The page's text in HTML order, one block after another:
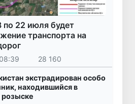
по 22 июля будет
транспорта на
28 160
экстрадирован особо
находившийся в